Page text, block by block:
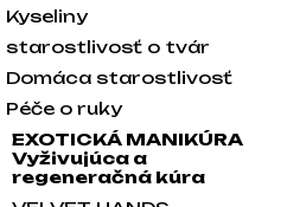
Kyseliny
starostlivosť o tvár
Domáca starostlivosť
Péče o ruky
EXOTICKÁ MANIKÚRA
Vyživujúca a
regeneračná kúra